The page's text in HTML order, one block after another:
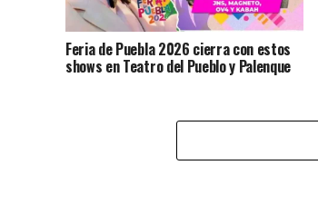
Feria de Puebla 2026 cierra con estos
shows en Teatro del Pueblo y Palenque